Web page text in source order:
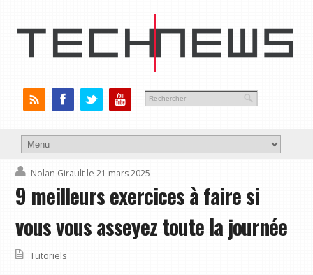
Nolan Girault le 21 mars 2025
9 meilleurs exercices à faire si
vous vous asseyez toute la journée
Tutoriels